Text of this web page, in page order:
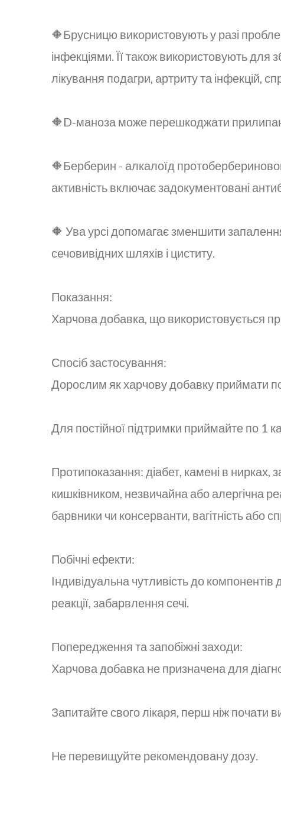
🔶Брусницю використовують у разі
інфекціями. Її також використовують для
лікування подагри, артриту та інфекцій,
🔶D-маноза може перешкоджати
🔶Берберин - алкалоїд
активність включає задокументовані
🔶 Ува урсі допомагає зменшити
сечовивідних шляхів і циститу.
Показання:
Харчова добавка, що використовується
Спосіб застосування:
Дорослим як харчову добавку приймати
Для постійної підтримки приймайте по 1
Протипоказання: діабет, камені в
кишківником, незвичайна або алергічна
барвники чи консерванти, вагітність або
Побічні ефекти:
Індивідуальна чутливість до
реакції, забарвлення сечі.
Попередження та запобіжні заходи:
Харчова добавка не призначена для
Запитайте свого лікаря, перш ніж почати
Не перевищуйте рекомендовану дозу.